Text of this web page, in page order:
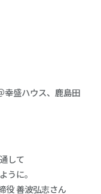
盛ハウス、鹿島田
して
うに。
役 善波弘志さん